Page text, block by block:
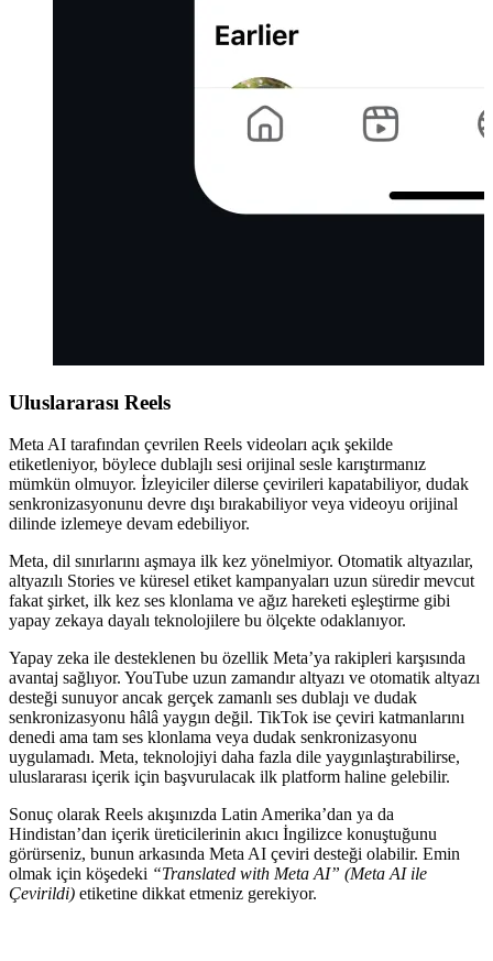
Uluslararası Reels
Meta AI tarafından çevrilen Reels videoları açık şekilde
etiketleniyor, böylece dublajlı sesi orijinal sesle karıştırmanız
mümkün olmuyor. İzleyiciler dilerse çevirileri kapatabiliyor, dudak
senkronizasyonunu devre dışı bırakabiliyor veya videoyu orijinal
dilinde izlemeye devam edebiliyor.
Meta, dil sınırlarını aşmaya ilk kez yönelmiyor. Otomatik altyazılar,
altyazılı Stories ve küresel etiket kampanyaları uzun süredir mevcut
fakat şirket, ilk kez ses klonlama ve ağız hareketi eşleştirme gibi
yapay zekaya dayalı teknolojilere bu ölçekte odaklanıyor.
Yapay zeka ile desteklenen bu özellik Meta’ya rakipleri karşısında
avantaj sağlıyor. YouTube uzun zamandır altyazı ve otomatik altyazı
desteği sunuyor ancak gerçek zamanlı ses dublajı ve dudak
senkronizasyonu hâlâ yaygın değil. TikTok ise çeviri katmanlarını
denedi ama tam ses klonlama veya dudak senkronizasyonu
uygulamadı. Meta, teknolojiyi daha fazla dile yaygınlaştırabilirse,
uluslararası içerik için başvurulacak ilk platform haline gelebilir.
Sonuç olarak Reels akışınızda Latin Amerika’dan ya da
Hindistan’dan içerik üreticilerinin akıcı İngilizce konuştuğunu
görürseniz, bunun arkasında Meta AI çeviri desteği olabilir. Emin
olmak için köşedeki “Translated with Meta AI” (Meta AI ile
Çevirildi) etiketine dikkat etmeniz gerekiyor.